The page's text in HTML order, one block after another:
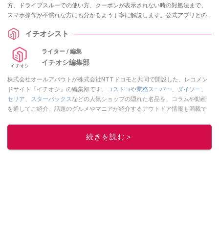
方、ドライブスルーでの使い方、クーポンが表示されない時の対処法まで、
スマホ操作が不慣れな方にも分かるよう丁寧に解説します。公式アプリとの
イチオシスト
ライター / 編集
イチオシ編集部
株式会社オールアバウトが株式会社NTTドコモと共同で開設した、レコメン
ドサイト『イチオシ』の編集部です。
コストコや業務スーパー、 ダイソー、
セリア、 スターバックスなどの人気ショップの隠れた名品を、コラムや動画
を通してご紹介。話題のグルメやマニアが紹介するアウトドア情報も満載で
レビューしています。毎日トレンド情報をお届けしているので、ぜひ
してください！続きを読む＞